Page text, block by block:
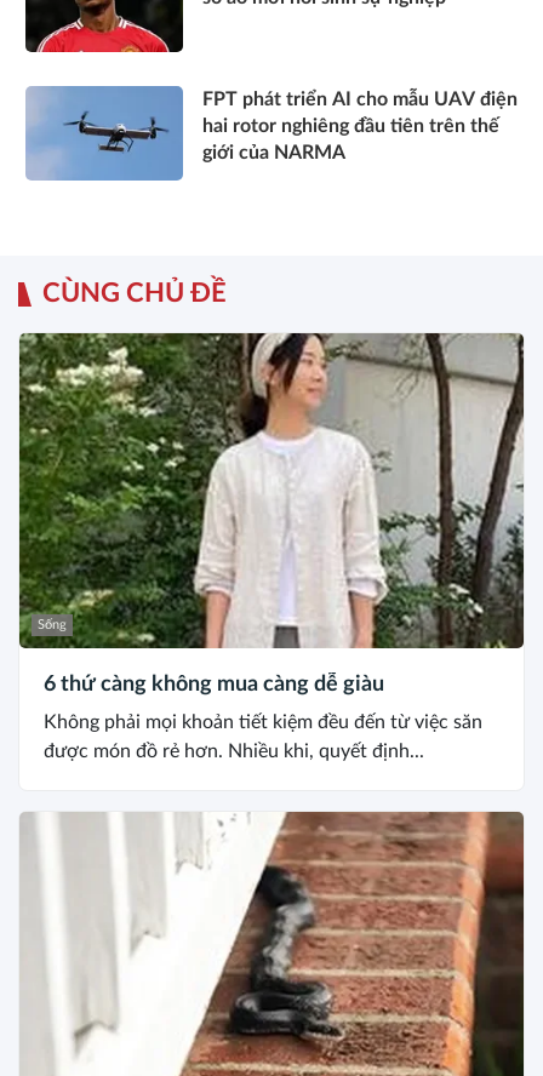
FPT phát triển AI cho mẫu UAV điện
hai rotor nghiêng đầu tiên trên thế
giới của NARMA
CÙNG CHỦ ĐỀ
Sống
6 thứ càng không mua càng dễ giàu
Không phải mọi khoản tiết kiệm đều đến từ việc săn
được món đồ rẻ hơn. Nhiều khi, quyết định...